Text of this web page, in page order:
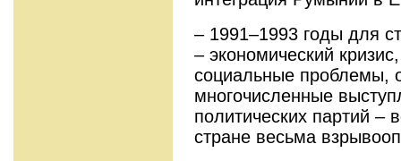
– 1991–1993 годы для
– экономический
социальные проблемы,
многочисленные
политических партий –
стране весьма